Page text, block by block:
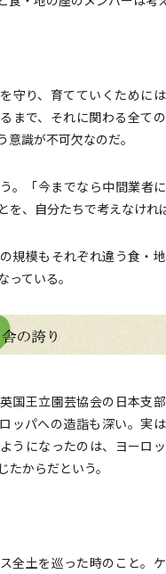
守り、育てていくために
まで、それに関わる全て
意識が不可欠なのだ。
。「今までなら中間業者
を、自分たちで考えなけれ
規模もそれぞれ違う食・
っている。
国王立園芸協会の日本支
ッパへの造詣も深い。実
うになったのは、ヨーロ
たからだという。
全土を巡った時のこと。